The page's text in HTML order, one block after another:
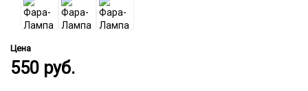
Цена
550 руб.